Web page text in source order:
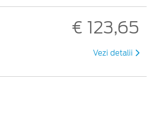
€ 123,65
Vezi detalii